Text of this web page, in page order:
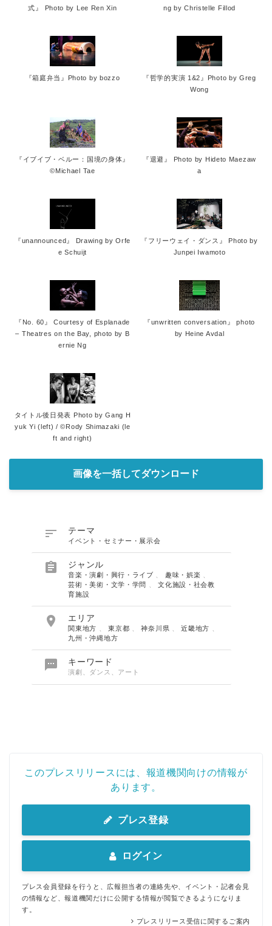
式』 Photo by Lee Ren Xin ng by Christelle Fillod
『箱庭弁当』Photo by bozzo
『哲学的実演 1&2』Photo by Greg
Wong
『イブイブ・ベルー：国境の身体』
©Michael Tae
『退避』 Photo by Hideto Maezaw
a
『unannounced』 Drawing by Orfe
e Schuijt
『フリーウェイ・ダンス』 Photo by
Junpei Iwamoto
『No. 60』 Courtesy of Esplanade
– Theatres on the Bay, photo by B
ernie Ng
『unwritten conversation』 photo
by Heine Avdal
タイトル後日発表 Photo by Gang H
yuk Yi (left) / ©Rody Shimazaki (le
ft and right)
画像を一括してダウンロード
 テーマ
イベント・セミナー・展示会
 ジャンル
音楽・演劇・興行・ライブ 趣味・娯楽
芸術・美術・文学・学問
、文化施設・社会教
育施設
 エリア
関東地方 、東京都 、神奈川県 、近畿地方
九州・沖縄地方
 キーワード
演劇、ダンス、アート
このプレスリリースには、報道機関向けの情報が
あります。
プレス登録
ログイン
プレス会員登録を行うと、広報担当者の連絡先や、イベント・記者会見
の情報など、報道機関だけに公開する情報が閲覧できるようになりま
す。
プレスリリース受信に関するご案内
English